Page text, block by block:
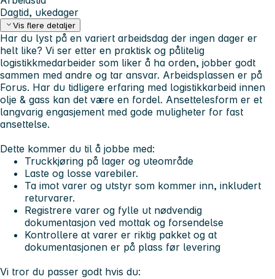
Dagtid, ukedager
Vis flere detaljer
Har du lyst på en variert arbeidsdag der ingen dager er
helt like? Vi ser etter en praktisk og pålitelig
logistikkmedarbeider som liker å ha orden, jobber godt
sammen med andre og tar ansvar. Arbeidsplassen er på
Forus. Har du tidligere erfaring med logistikkarbeid innen
olje & gass kan det være en fordel. Ansettelesform er et
langvarig engasjement med gode muligheter for fast
ansettelse.
Dette kommer du til å jobbe med:
Truckkjøring på lager og uteområde
Laste og losse varebiler.
Ta imot varer og utstyr som kommer inn, inkludert
returvarer.
Registrere varer og fylle ut nødvendig
dokumentasjon ved mottak og forsendelse
Kontrollere at varer er riktig pakket og at
dokumentasjonen er på plass før levering
Vi tror du passer godt hvis du: